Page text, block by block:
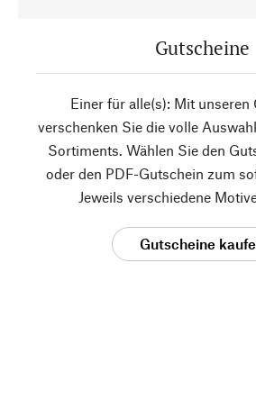
Gutscheine
Einer für alle(s): Mit unseren
verschenken Sie die volle
Sortiments. Wählen Sie den
oder den PDF-Gutschein zum
Jeweils verschiedene
Gutscheine